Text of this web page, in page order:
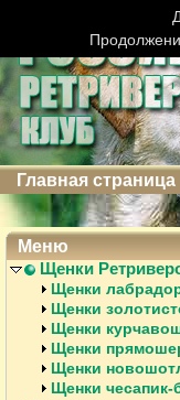
Главная страница
Меню
Щенки
Щенки
Щенки
Щенки
Щенки
Щенки
Щенки чесапик-